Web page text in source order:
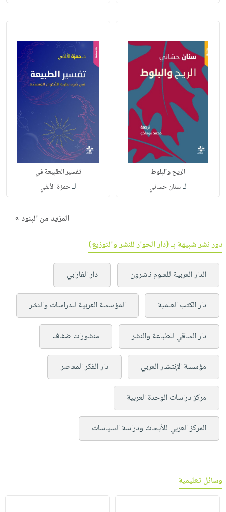
الريح والبلوط
لـسنان حساني
تفسير الطبيعة في
لـحمزة الألفي
المزيد من البنود »
دور نشر شبيهة بـ (دار الحوار للنشر والتوزيع)
الدار العربية للعلوم ناشرون دار الفارابي
دار الكتب العلمية المؤسسة العربية للدراسات والنشر
دار الساقي للطباعة والنشر منشورات ضفاف
مؤسسة الإنتشار العربي دار الفكر المعاصر
مركز دراسات الوحدة العربية
المركز العربي للأبحاث ودراسة السياسات
وسائل تعليمية